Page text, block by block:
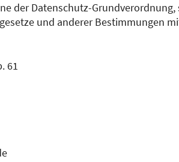
der Datenschutz-
und anderer Bestimmungen
61